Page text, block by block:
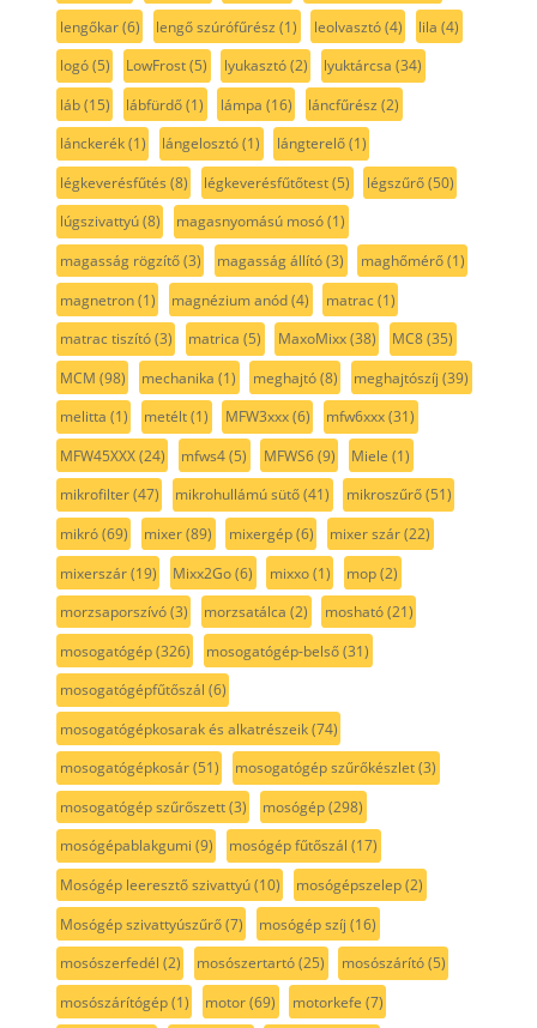
lengőkar(6) lengő szúrófűrész (1) leolvasztó(4) lila (4)
logó(5) LowFrost(5) lyukasztó(2) lyuktárcsa (34)
láb(15) lábfürdő(1) lámpa (16) láncfűrész (2)
lánckerék(1) lángelosztó(1) lángterelő(1)
légkeverésfűtés (8) légkeverésfűtőtest(5) légszűrő(50)
lúgszivattyú(8) magasnyomású mosó(1)
magasság rögzítő(3) magasság állító(3) maghőmérő(1)
magnetron(1) magnézium anód(4) matrac(1)
matrac tiszító(3) matrica (5) MaxoMixx(38) MC8(35)
MCM (98) mechanika (1) meghajtó(8) meghajtószíj (39)
melitta (1) metélt(1) MFW3xxx(6) mfw6xxx(31)
MFW45XXX(24) mfws4(5) MFWS6(9) Miele (1)
mikrofilter(47) mikrohullámú sütő(41) mikroszűrő(51)
mikró(69) mixer(89) mixergép(6) mixer szár(22)
mixerszár(19) Mixx2Go(6) mixxo(1) mop(2)
morzsaporszívó(3) morzsatálca (2) mosható(21)
mosogatógép(326) mosogatógép-belső(31)
mosogatógépfűtőszál (6)
mosogatógépkosarak és alkatrészeik(74)
mosogatógépkosár(51) mosogatógép szűrőkészlet(3)
mosogatógép szűrőszett(3) mosógép(298)
mosógépablakgumi (9) mosógép fűtőszál (17)
Mosógép leeresztő szivattyú(10) mosógépszelep(2)
Mosógép szivattyúszűrő(7) mosógép szíj (16)
mosószerfedél (2) mosószertartó(25) mosószárító(5)
mosószárítógép(1) motor(69) motorkefe (7)